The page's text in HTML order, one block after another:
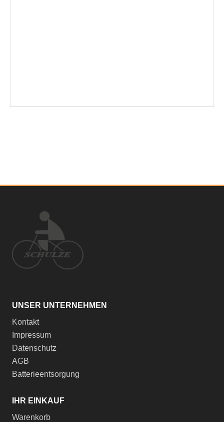
UNSER UNTERNEHMEN
Kontakt
Impressum
Datenschutz
AGB
Batterieentsorgung
IHR EINKAUF
Warenkorb